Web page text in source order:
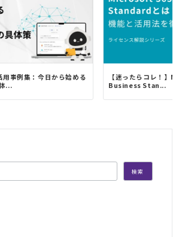
事例集：今日から始める
...
【迷ったらコレ！】
Business Stan...
検索